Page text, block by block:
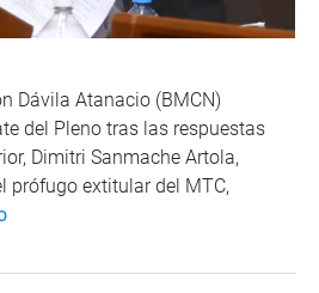
Dávila Atanacio (BMCN)
del Pleno tras las respuestas
Dimitri Sanmache Artola,
prófugo extitular del MTC,